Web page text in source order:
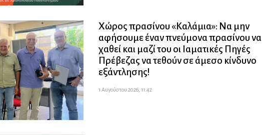
Χώρος πρασίνου «Καλάμια»: Να μην
αφήσουμε έναν πνεύμονα πρασίνου να
χαθεί και μαζί του οι Ιαματικές Πηγές
Πρέβεζας να τεθούν σε άμεσο κίνδυνο
εξάντλησης!
1 Αυγούστου 2026, 11:42